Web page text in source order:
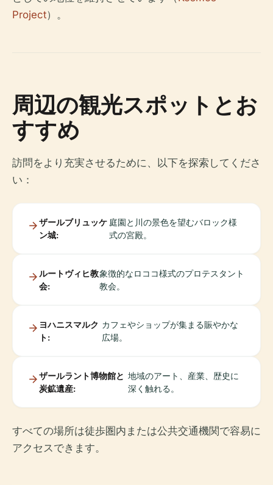
Project）。
周辺の観光スポットとお
すすめ
訪問をより充実させるために、以下を探索してくださ
い：
ザールブリュッケ
ン城:
庭園と川の景色を望むバロック様
式の宮殿。
ルートヴィヒ教
会:
象徴的なロココ様式のプロテスタント
教会。
ヨハニスマルク
ト:
カフェやショップが集まる賑やかな
広場。
ザールラント博物館と
炭鉱遺産:
地域のアート、産業、歴史に
深く触れる。
すべての場所は徒歩圏内または公共交通機関で容易に
アクセスできます。